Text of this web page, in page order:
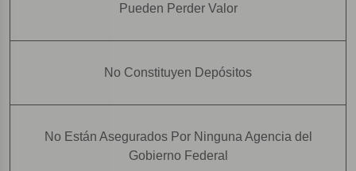
Pueden Perder Valor
No Constituyen Depósitos
No Están Asegurados Por Ninguna Agencia del
Gobierno Federal